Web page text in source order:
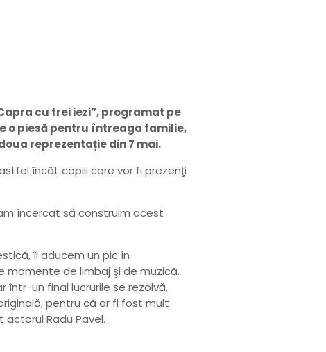
cu trei iezi”, programat pe
o piesă pentru întreaga familie,
reprezentație din 7 mai.
încât copiii care vor fi prezenţi
încercat să construim acest
îl aducem un pic în
momente de limbaj şi de muzică.
într-un final lucrurile se rezolvă,
pentru că ar fi fost mult
Radu Pavel.